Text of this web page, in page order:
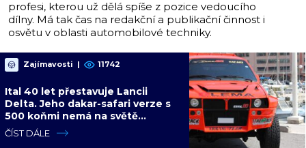
profesi, kterou už dělá spíše z pozice vedoucího
dílny. Má tak čas na redakční a publikační činnost i
osvětu v oblasti automobilové techniky.
Zajímavosti | 11742
Ital 40 let přestavuje Lancii
Delta. Jeho dakar-safari verze s
500 koňmi nemá na světě
konkurenci
ČÍST DÁLE